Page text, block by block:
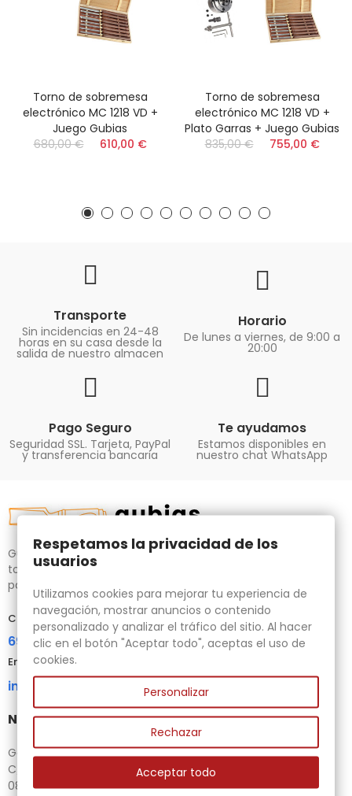
Torno de sobremesa
electrónico MC 1218 VD +
Juego Gubias
680,00 €
610,00 €
Torno de sobremesa
electrónico MC 1218 VD +
Plato Garras + Juego Gubias
835,00 €
755,00 €
Transporte
Sin incidencias en 24-48
horas en su casa desde la
salida de nuestro almacen
Horario
De lunes a viernes, de 9:00 a
20:00
Pago Seguro
Seguridad SSL. Tarjeta, PayPal
y transferencia bancaria
Te ayudamos
Estamos disponibles en
nuestro chat WhatsApp
Gubias.com.es, tu tienda especializada en talla de madera,
tornos para bricolaje y maquinaria para la madera auxiliar
para tus necesidades.
Contacta con nosotros
696 95 85 58
Email
info@gubias.com.es
Nuestra tienda
Ganiveteria Rius
C/ Goleta, 11
08221 Terrassa
Respetamos la privacidad de los
usuarios
Utilizamos cookies para mejorar tu experiencia de
navegación, mostrar anuncios o contenido
personalizado y analizar el tráfico del sitio. Al hacer
clic en el botón "Aceptar todo", aceptas el uso de
cookies.
Personalizar
Rechazar
Acceptar todo